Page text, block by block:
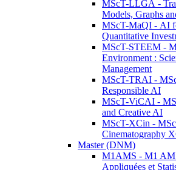
MScT-LLGA -
Models, Graphs
MScT-MaQI - AI
Quantitative
MScT-STEEM -
Environment :
Management
MScT-TRAI -
Responsible AI
MScT-ViCAI -
and Creative AI
MScT-XCin -
Cinematography
Master (DNM)
M1AMS - M1
Appliquées et